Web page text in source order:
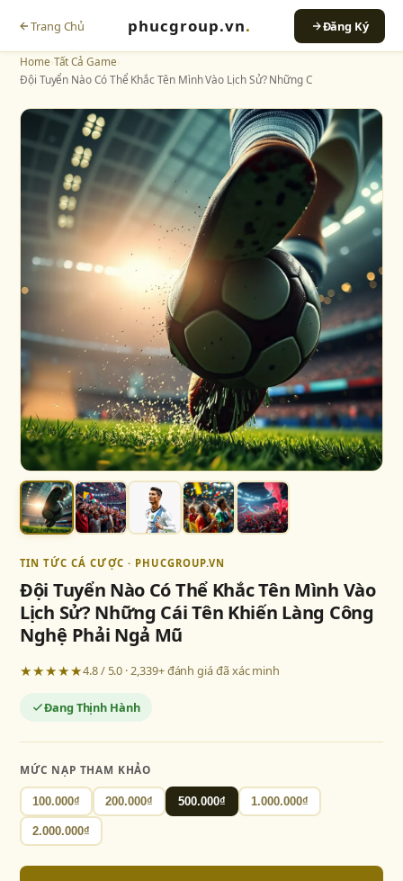
Trang Chủ phucgroup.vn. Đăng Ký
Home›Tất Cả Game›
Đội Tuyển Nào Có Thể Khắc Tên Mình Vào Lịch Sử? Những C
TIN TỨC CÁ CƯỢC · PHUCGROUP.VN
Đội Tuyển Nào Có Thể Khắc Tên Mình Vào
Lịch Sử? Những Cái Tên Khiến Làng Công
Nghệ Phải Ngả Mũ
★★★★★4.8 / 5.0 · 2,339+ đánh giá đã xác minh
Đang Thịnh Hành
MỨC NẠP THAM KHẢO
100.000₫ 200.000₫ 500.000₫ 1.000.000₫
2.000.000₫